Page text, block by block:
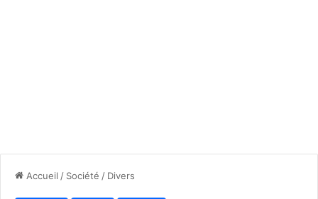
Accueil / Société / Divers